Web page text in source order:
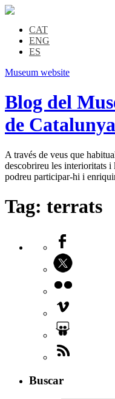
CAT
ENG
ES
Museum website
Blog del
de Catalunya
A través de veus que
descobrireu les interioritats
podreu participar-hi i
Tag: terrats
Buscar